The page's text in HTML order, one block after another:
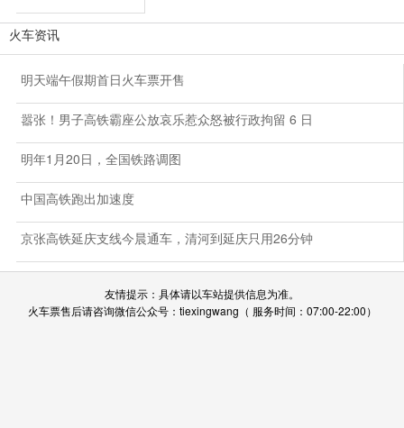
火车资讯
明天端午假期首日火车票开售
嚣张！男子高铁霸座公放哀乐惹众怒被行政拘留 6 日
明年1月20日，全国铁路调图
中国高铁跑出加速度
京张高铁延庆支线今晨通车，清河到延庆只用26分钟
友情提示：具体请以车站提供信息为准。
火车票售后请咨询微信公众号：tiexingwang（ 服务时间：07:00-22:00）